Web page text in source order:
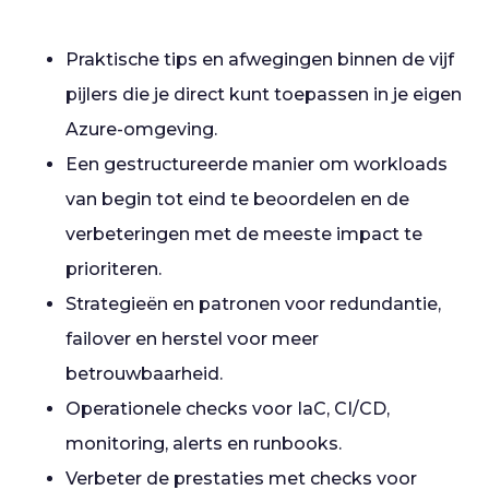
Praktische tips en afwegingen binnen de vijf
pijlers die je direct kunt toepassen in je eigen
Azure-omgeving.
Een gestructureerde manier om workloads
van begin tot eind te beoordelen en de
verbeteringen met de meeste impact te
prioriteren.
Strategieën en patronen voor redundantie,
failover en herstel voor meer
betrouwbaarheid.
Operationele checks voor IaC, CI/CD,
monitoring, alerts en runbooks.
Verbeter de prestaties met checks voor